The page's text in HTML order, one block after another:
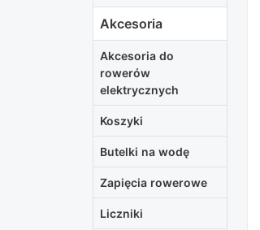
Akcesoria
Akcesoria do
rowerów
elektrycznych
Koszyki
Butelki na wodę
Zapięcia rowerowe
Liczniki